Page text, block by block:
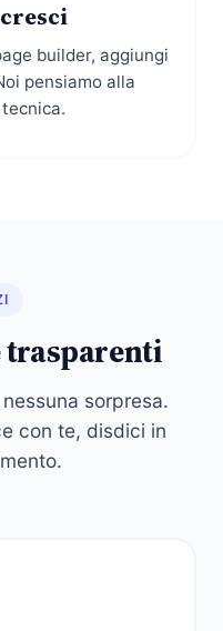
builder, aggiungi
pensiamo alla
trasparenti
sorpresa.
con te, disdici in